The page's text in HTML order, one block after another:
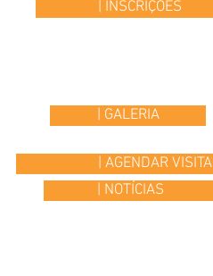
| INSCRIÇÕES
| GALERIA
| AGENDAR VISITA
| NOTÍCIAS